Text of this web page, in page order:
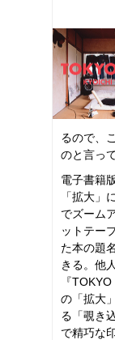
るので、
のと言っ
電子書籍
「拡大」
でズーム
ットテー
た本の題
きる。他
『
の「拡大
る「覗き
で精巧な